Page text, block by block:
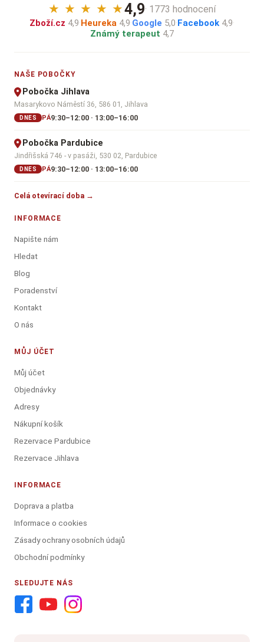
★ ★ ★ ★ ★4,9· 1773 hodnocení
Zboží.cz 4,9·Heureka 4,9·Google 5,0·Facebook 4,9·
Známý terapeut 4,7
NAŠE POBOČKY
Pobočka Jihlava
Masarykovo Náměstí 36, 586 01, Jihlava
DNES PÁ9:30–12:00 · 13:00–16:00
Pobočka Pardubice
Jindřišská 746 - v pasáži, 530 02, Pardubice
DNES PÁ9:30–12:00 · 13:00–16:00
Celá otevírací doba →
INFORMACE
Napište nám
Hledat
Blog
Poradenství
Kontakt
O nás
MŮJ ÚČET
Můj účet
Objednávky
Adresy
Nákupní košík
Rezervace Pardubice
Rezervace Jihlava
INFORMACE
Doprava a platba
Informace o cookies
Zásady ochrany osobních údajů
Obchodní podmínky
SLEDUJTE NÁS